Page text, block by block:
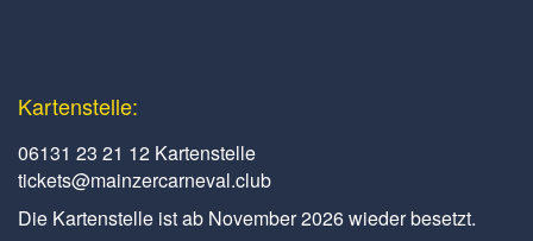
Kartenstelle:
06131 23 21 12 Kartenstelle
tickets@mainzercarneval.club
Die Kartenstelle ist ab November 2026 wieder besetzt.